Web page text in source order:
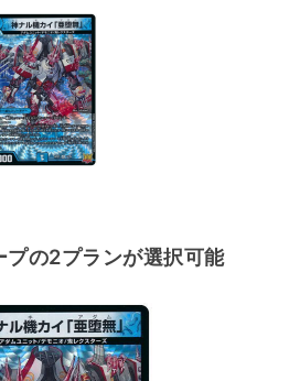
プの2プランが選択可能